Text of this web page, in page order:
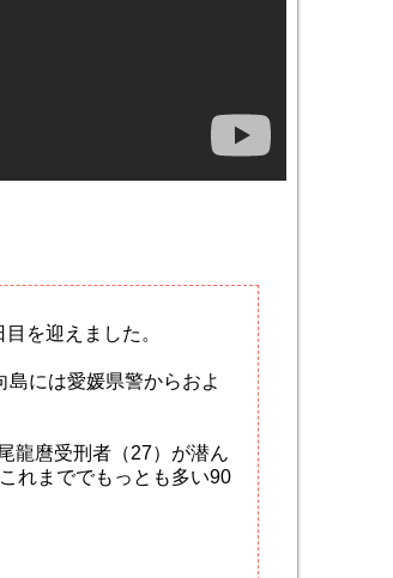
を迎えました。
には愛媛県警からおよ
龍麿受刑者（27）が潜ん
れまででもっとも多い90